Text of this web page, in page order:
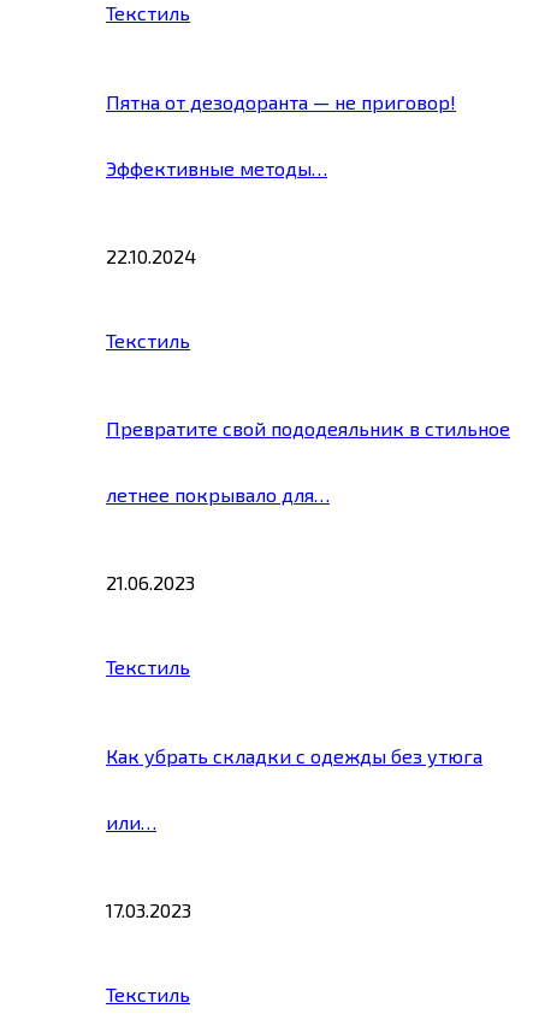
Текстиль
Пятна от дезодоранта — не приговор!
Эффективные методы…
22.10.2024
Текстиль
Превратите свой пододеяльник в стильное
летнее покрывало для…
21.06.2023
Текстиль
Как убрать складки с одежды без утюга
или…
17.03.2023
Текстиль